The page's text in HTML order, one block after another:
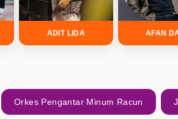
ADIT LIDA AFAN
Orkes Pengantar Minum Racun